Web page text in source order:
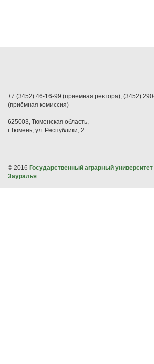
+7 (3452) 46-16-99 (приемная ректора), (3452)
(приёмная комиссия)
625003, Тюменская область,
г.Тюмень, ул. Республики, 2.
© 2016 Государственный аграрный
Зауралья